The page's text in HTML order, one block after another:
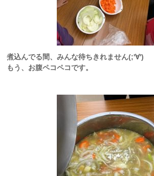
煮込んでる間、みんな待ちきれません(;'∀')
もう、お腹ペコペコです。